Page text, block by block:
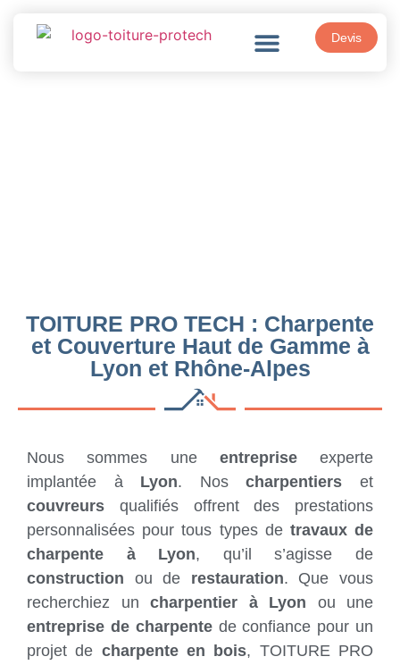
Devis
TOITURE PRO TECH : Charpente
et Couverture Haut de Gamme à
Lyon et Rhône-Alpes
Nous sommes une entrepriseexperte
implantée à Lyon. Noscharpentiers et
couvreurs qualifiés offrent des prestations
personnalisées pour tous types de travaux de
charpente à Lyon, qu’il s’agisse de
construction ou de restauration. Que vous
recherchiez un charpentier à Lyon ou une
entreprise de charpentede confiance pour un
projet de charpente en bois, TOITURE PRO